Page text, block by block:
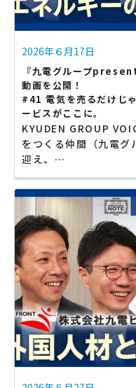
2026年６月17日
『九電グループ
動画を公開！
#41 電気を売るだけじ
ービスがここに。
KYUDEN GROUP
をつくる仲間（九電グ
迎え、…